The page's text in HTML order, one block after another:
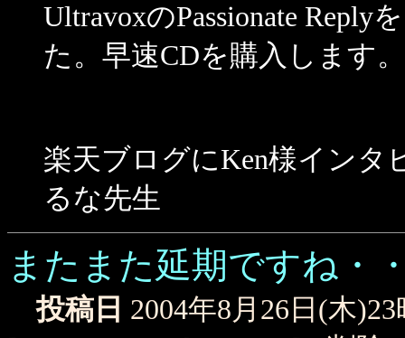
UltravoxのPassionate
た。早速CDを購入します。
楽天ブログにKen様インタ
るな先生
またまた延期ですね・
投稿日 2004年8月26日(木